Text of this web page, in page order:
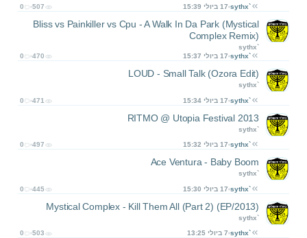
sythx` 17 ביולי 15:39 0 507
Bliss vs Painkiller vs Cpu - A Walk In Da Park (Mystical
Complex Remix)
sythx`
sythx` 17 ביולי 15:37 0 470
LOUD - Small Talk (Ozora Edit)
sythx`
sythx` 17 ביולי 15:34 0 471
RITMO @ Utopia Festival 2013
sythx`
sythx` 17 ביולי 15:32 0 497
Ace Ventura - Baby Boom
sythx`
sythx` 17 ביולי 15:30 0 445
Mystical Complex - Kill Them All (Part 2) (EP/2013)
sythx`
sythx` 7 ביולי 13:25 0 503